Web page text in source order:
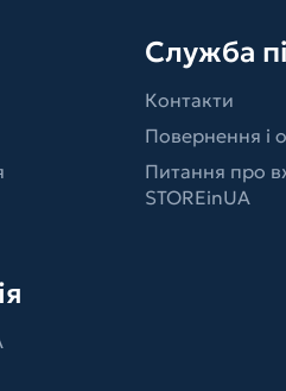
Служба
Контакти
Повернення і
Питання про
STOREinUA